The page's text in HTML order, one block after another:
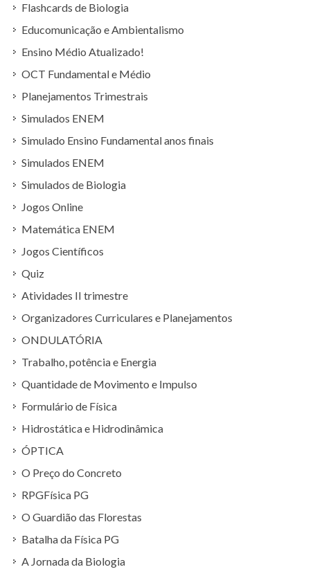
Flashcards de Biologia
Educomunicação e Ambientalismo
Ensino Médio Atualizado!
OCT Fundamental e Médio
Planejamentos Trimestrais
Simulados ENEM
Simulado Ensino Fundamental anos finais
Simulados ENEM
Simulados de Biologia
Jogos Online
Matemática ENEM
Jogos Científicos
Quiz
Atividades II trimestre
Organizadores Curriculares e Planejamentos
ONDULATÓRIA
Trabalho, potência e Energia
Quantidade de Movimento e Impulso
Formulário de Física
Hidrostática e Hidrodinâmica
ÓPTICA
O Preço do Concreto
RPGFísica PG
O Guardião das Florestas
Batalha da Física PG
A Jornada da Biologia